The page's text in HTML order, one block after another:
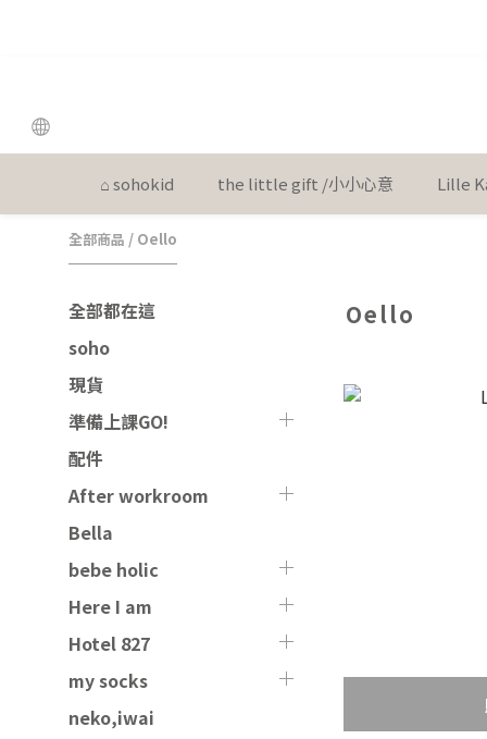
⌂ sohokid the little gift /小小心意 Lille
全部商品 / Oello
全部都在這
soho
現貨
準備上課GO!
配件
After workroom
Bella
bebe holic
Here I am
Hotel 827
my socks
neko,iwai
Oello